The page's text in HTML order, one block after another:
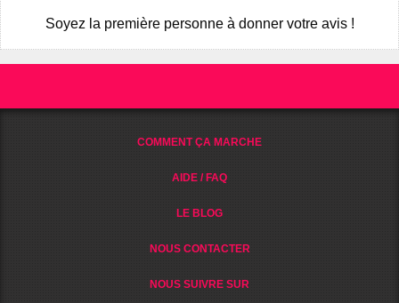
Soyez la première personne à donner votre avis !
COMMENT ÇA MARCHE
AIDE / FAQ
LE BLOG
NOUS CONTACTER
NOUS SUIVRE SUR